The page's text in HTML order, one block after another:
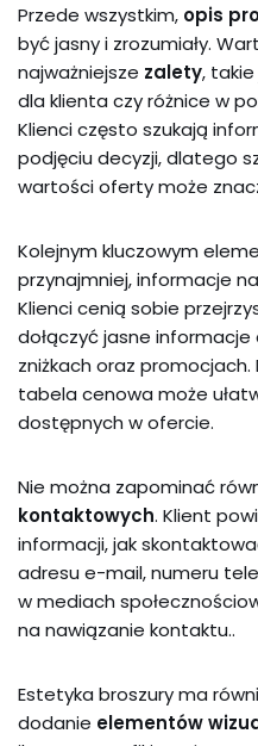
Przede wszystkim, opis
być jasny i zrozumiały.
najważniejsze zalety,
dla klienta czy różnice w
Klienci często szukają
podjęciu decyzji, dlatego
wartości oferty może
Kolejnym kluczowym
przynajmniej, informacje
Klienci cenią sobie
dołączyć jasne
zniżkach oraz
tabela cenowa może
dostępnych w ofercie.
Nie można zapominać
kontaktowych. Klient
informacji, jak
adresu e-mail, numeru
w mediach
na nawiązanie kontaktu..
Estetyka broszury ma
dodanie elementów